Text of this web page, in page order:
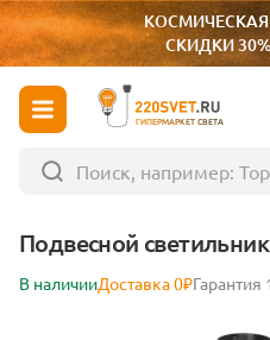
СКИДКИ
ГИПЕРМАРКЕТ СВЕТА
Подвесной
В наличииДоставка 0₽Гарантия